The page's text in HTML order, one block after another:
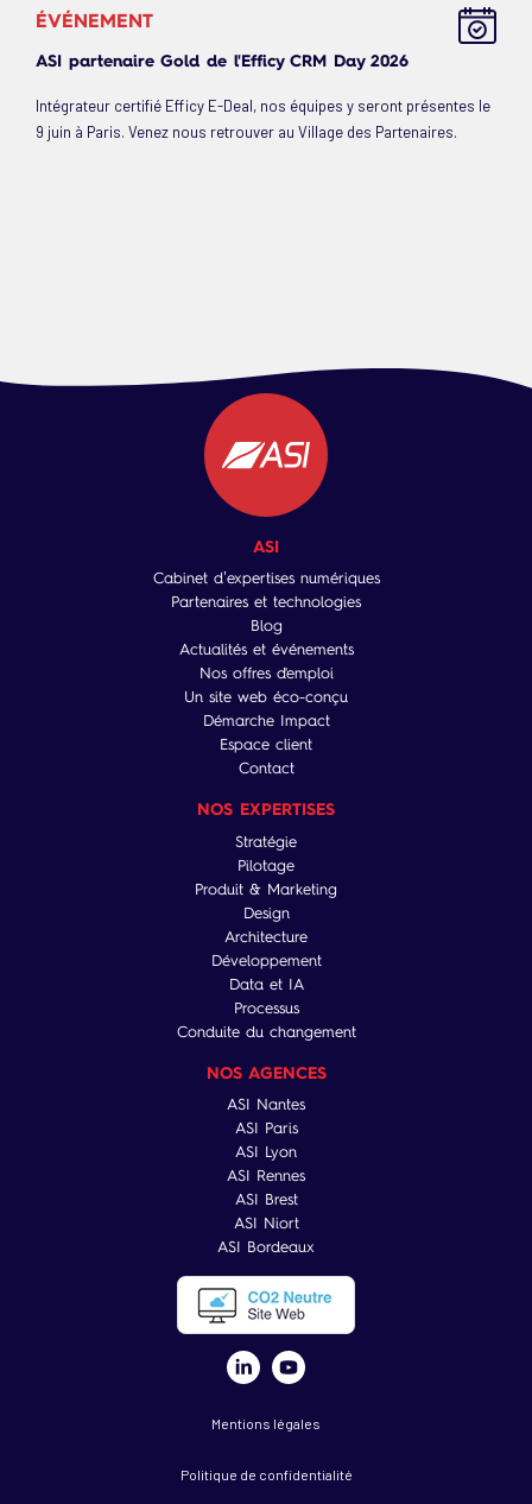
ÉVÉNEMENT
ASI partenaire Gold de l'Efficy CRM Day 2026
Intégrateur certifié Efficy E-Deal, nos équipes y seront présentes le
9 juin à Paris. Venez nous retrouver au Village des Partenaires.
ASI
Cabinet d’expertises numériques
Partenaires et technologies
Blog
Actualités et événements
Nos offres d'emploi
Un site web éco-conçu
Démarche Impact
Espace client
Contact
NOS EXPERTISES
Stratégie
Pilotage
Produit & Marketing
Design
Architecture
Développement
Data et IA
Processus
Conduite du changement
NOS AGENCES
ASI Nantes
ASI Paris
ASI Lyon
ASI Rennes
ASI Brest
ASI Niort
ASI Bordeaux
Mentions légales
Politique de confidentialité